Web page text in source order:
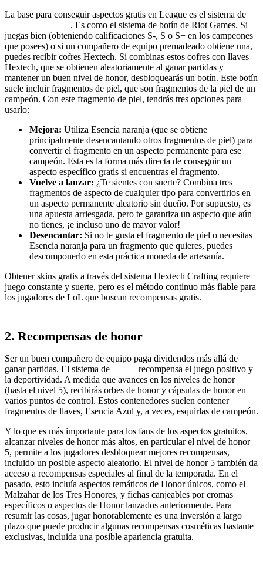
La base para conseguir aspectos gratis en League es el sistema de
. Es como el sistema de botín de Riot Games. Si
juegas bien (obteniendo calificaciones S-, S o S+ en los campeones
que posees) o si un compañero de equipo premadeado obtiene una,
puedes recibir cofres Hextech. Si combinas estos cofres con llaves
Hextech, que se obtienen aleatoriamente al ganar partidas y
mantener un buen nivel de honor, desbloquearás un botín. Este botín
suele incluir fragmentos de piel, que son fragmentos de la piel de un
campeón. Con este fragmento de piel, tendrás tres opciones para
usarlo:
Mejora: Utiliza Esencia naranja (que se obtiene
principalmente desencantando otros fragmentos de piel) para
convertir el fragmento en un aspecto permanente para ese
campeón. Esta es la forma más directa de conseguir un
aspecto específico gratis si encuentras el fragmento.
Vuelve a lanzar: ¿Te sientes con suerte? Combina tres
fragmentos de aspecto de cualquier tipo para convertirlos en
un aspecto permanente aleatorio sin dueño. Por supuesto, es
una apuesta arriesgada, pero te garantiza un aspecto que aún
no tienes, ¡e incluso uno de mayor valor!
Desencantar: Si no te gusta el fragmento de piel o necesitas
Esencia naranja para un fragmento que quieres, puedes
descomponerlo en esta práctica moneda de artesanía.
Obtener skins gratis a través del sistema Hextech Crafting requiere
juego constante y suerte, pero es el método continuo más fiable para
los jugadores de LoL que buscan recompensas gratis.
2. Recompensas de honor
Ser un buen compañero de equipo paga dividendos más allá de
ganar partidas. El sistema de
recompensa el juego positivo y
la deportividad. A medida que avances en los niveles de honor
(hasta el nivel 5), recibirás orbes de honor y cápsulas de honor en
varios puntos de control. Estos contenedores suelen contener
fragmentos de llaves, Esencia Azul y, a veces, esquirlas de campeón.
Y lo que es más importante para los fans de los aspectos gratuitos,
alcanzar niveles de honor más altos, en particular el nivel de honor
5, permite a los jugadores desbloquear mejores recompensas,
incluido un posible aspecto aleatorio. El nivel de honor 5 también da
acceso a recompensas especiales al final de la temporada. En el
pasado, esto incluía aspectos temáticos de Honor únicos, como el
Malzahar de los Tres Honores, y fichas canjeables por cromas
específicos o aspectos de Honor lanzados anteriormente. Para
resumir las cosas, jugar honorablemente es una inversión a largo
plazo que puede producir algunas recompensas cosméticas bastante
exclusivas, incluida una posible apariencia gratuita.